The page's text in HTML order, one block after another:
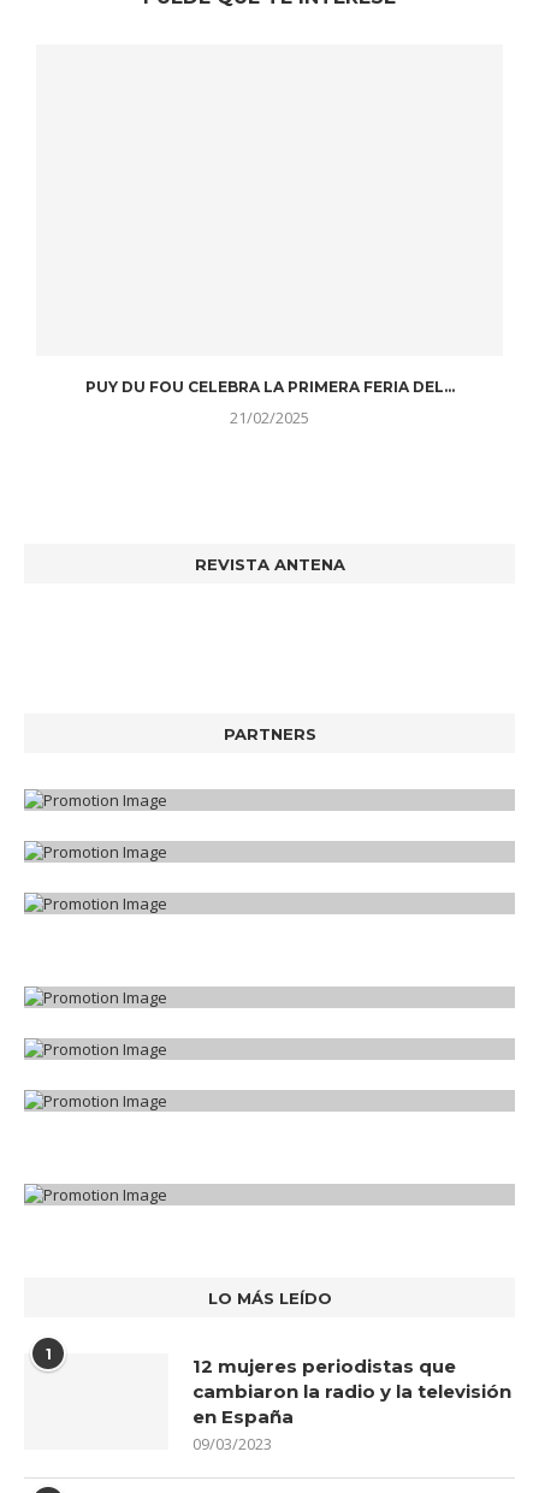
PUY DU FOU CELEBRA LA PRIMERA FERIA DEL...
21/02/2025
REVISTA ANTENA
PARTNERS
LO MÁS LEÍDO
1
12 mujeres periodistas que
cambiaron la radio y la televisión
en España
09/03/2023